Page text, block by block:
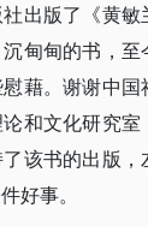
出版了《黄敏
甸甸的书，
藉。谢谢中国
和文化研究
该书的出版，
好事。